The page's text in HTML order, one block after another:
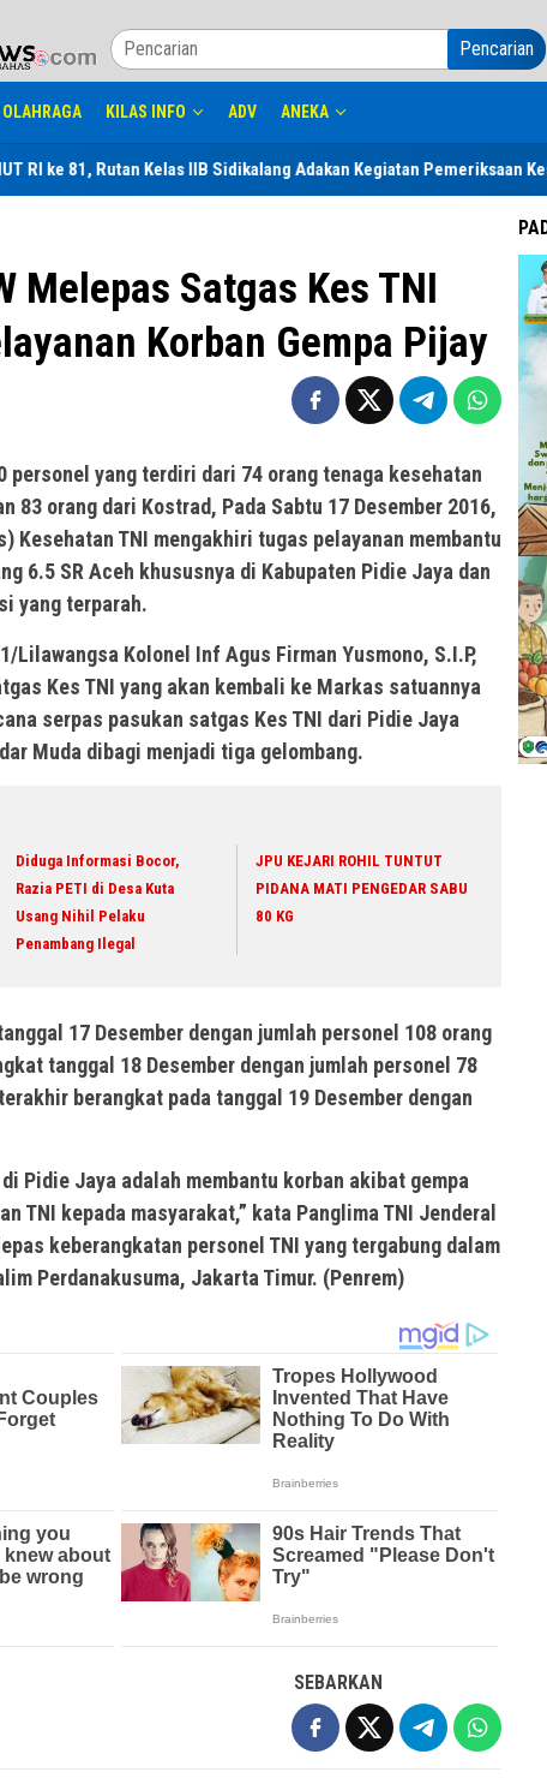
Pencarian
OLAHRAGA KILAS INFO ADV ANEKA
Kelas IIB Sidikalang Adakan Kegiatan Pemeriksaan Kesehatan
Melepas Satgas Kes TNI
Korban Gempa Pijay
personel yang terdiri dari 74 orang tenaga kesehatan
83 orang dari Kostrad, Pada Sabtu 17 Desember 2016,
Kesehatan TNI mengakhiri tugas pelayanan membantu
6.5 SR Aceh khususnya di Kabupaten Pidie Jaya dan
yang terparah.
Lilawangsa Kolonel Inf Agus Firman Yusmono, S.I.P,
Kes TNI yang akan kembali ke Markas satuannya
serpas pasukan satgas Kes TNI dari Pidie Jaya
Muda dibagi menjadi tiga gelombang.
Diduga Informasi Bocor,
Razia PETI di Desa Kuta
Usang Nihil Pelaku
Penambang Ilegal
JPU KEJARI ROHIL TUNTUT
PIDANA MATI PENGEDAR SABU
80 KG
17 Desember dengan jumlah personel 108 orang
tanggal 18 Desember dengan jumlah personel 78
berangkat pada tanggal 19 Desember dengan
Pidie Jaya adalah membantu korban akibat gempa
TNI kepada masyarakat,” kata Panglima TNI Jenderal
keberangkatan personel TNI yang tergabung dalam
Perdanakusuma, Jakarta Timur. (Penrem)
SEBARKAN